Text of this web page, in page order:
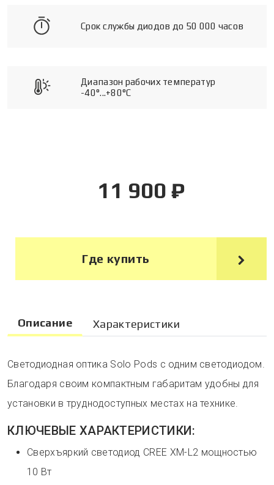
Срок службы диодов до 50 000 часов
Диапазон рабочих температур
-40°...+80°C
11 900 ₽
Где купить
Описание Характеристики
Светодиодная оптика Solo Pods c одним светодиодом.
Благодаря своим компактным габаритам удобны для
установки в труднодоступных местах на технике.
КЛЮЧЕВЫЕ ХАРАКТЕРИСТИКИ:
Сверхъяркий светодиод CREE XM-L2 мощностью
10 Вт